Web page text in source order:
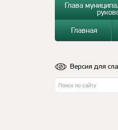
Глава
Главная
Версия для